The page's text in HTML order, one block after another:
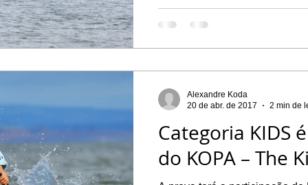
Categoria KIDS
do KOPA – The
Alexandre Koda
20 de abr. de 2017
2 min de